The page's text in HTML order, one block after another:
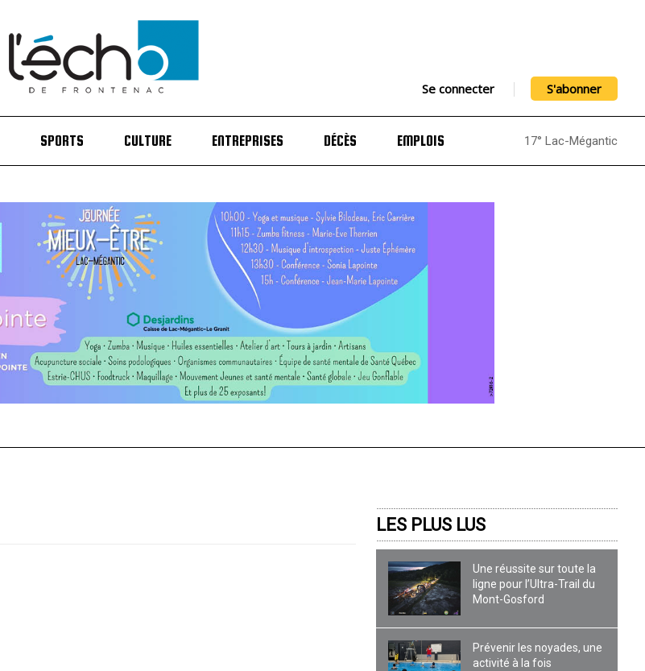
Se connecter S'abonner
SPORTS CULTURE ENTREPRISES DÉCÈS EMPLOIS 17° Lac-Mégantic
LES PLUS LUS
Une réussite sur toute la
ligne pour l’Ultra-Trail du
Mont-Gosford
Prévenir les noyades, une
activité à la fois